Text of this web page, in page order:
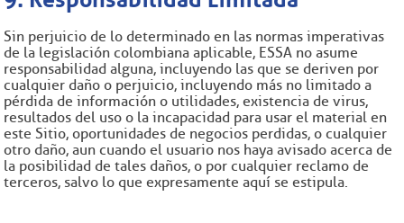
Sin perjuicio de lo determinado en las normas imperativas
de la legislación colombiana aplicable, ESSA no asume
responsabilidad alguna, incluyendo las que se deriven por
cualquier daño o perjuicio, incluyendo más no limitado a
pérdida de información o utilidades, existencia de virus,
resultados del uso o la incapacidad para usar el material en
este Sitio, oportunidades de negocios perdidas, o cualquier
otro daño, aun cuando el usuario nos haya avisado acerca de
la posibilidad de tales daños, o por cualquier reclamo de
terceros, salvo lo que expresamente aquí se estipula.